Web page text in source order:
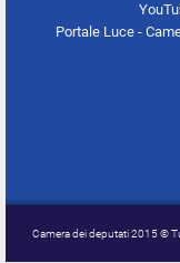
Portale Luce -
Camera dei deputati 2015 ©